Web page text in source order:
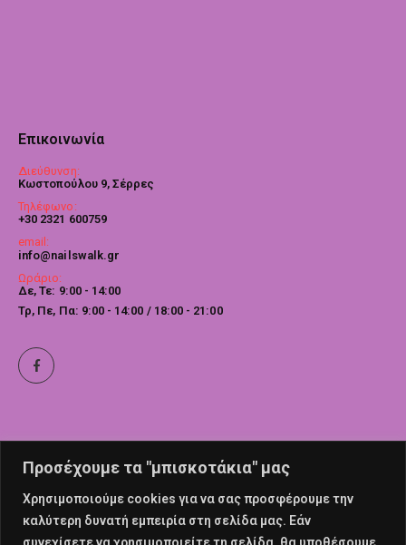
Προσέχουμε τα "μπισκοτάκια" μας
Χρησιμοποιούμε cookies για να σας προσφέρουμε την
καλύτερη δυνατή εμπειρία στη σελίδα μας. Εάν
συνεχίσετε να χρησιμοποιείτε τη σελίδα, θα υποθέσουμε
Επικοινωνία
Διεύθυνση:
Κωστοπούλου 9, Σέρρες
Τηλέφωνο:
+30 2321 600759
email:
info@nailswalk.gr
Ωράριο:
Δε, Τε: 9:00 - 14:00
Τρ, Πε, Πα: 9:00 - 14:00 / 18:00 - 21:00